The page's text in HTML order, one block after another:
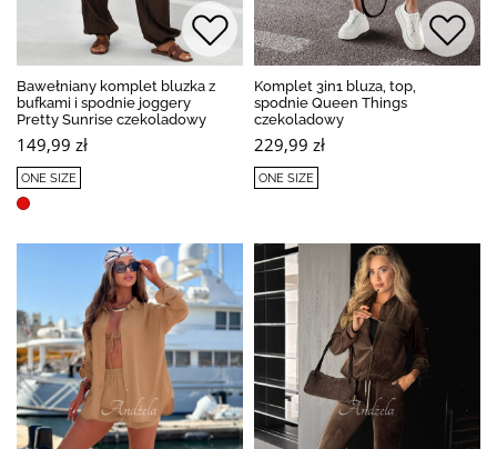
Bawełniany komplet bluzka z
bufkami i spodnie joggery
Pretty Sunrise czekoladowy
149,99 zł
ONE SIZE
Komplet 3in1 bluza, top,
spodnie Queen Things
czekoladowy
229,99 zł
ONE SIZE